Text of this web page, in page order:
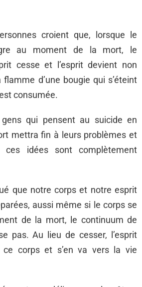
croient que, lorsque le
au moment de la mort, le
cesse et l’esprit devient non
d’une bougie qui s’éteint
consumée.
qui pensent au suicide en
mettra fin à leurs problèmes et
ces idées sont complètement
que notre corps et notre esprit
aussi même si le corps se
de la mort, le continuum de
pas. Au lieu de cesser, l’esprit
ce corps et s’en va vers la vie